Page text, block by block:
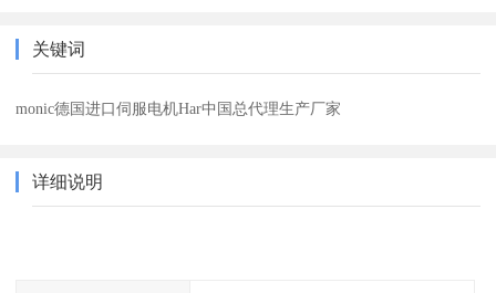
关键词
monic德国进口伺服电机Har中国总代理生产厂家
详细说明